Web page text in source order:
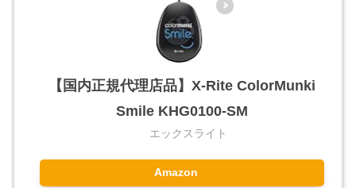
【国内正規代理店品】X-Rite ColorMunki
Smile KHG0100-SM
エックスライト
Amazon